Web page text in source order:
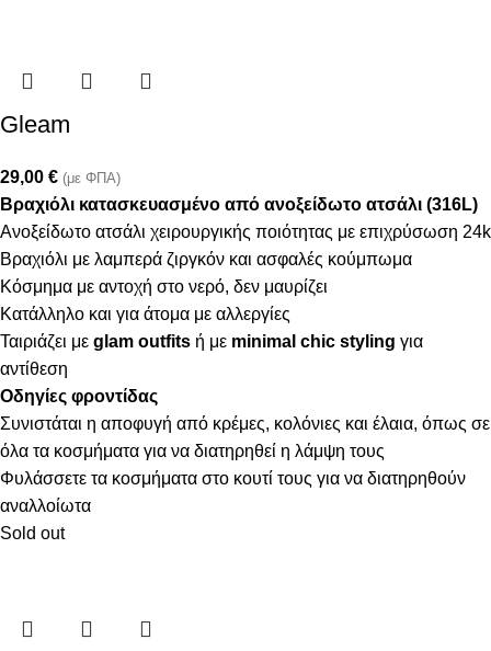
Gleam
29,00 € (με ΦΠΑ)
Βραχιόλι κατασκευασμένο από ανοξείδωτο ατσάλι (316L)
Ανοξείδωτο ατσάλι χειρουργικής ποιότητας με επιχρύσωση 24k
Βραχιόλι με λαμπερά ζιργκόν και ασφαλές κούμπωμα
Κόσμημα με αντοχή στο νερό, δεν μαυρίζει
Κατάλληλο και για άτομα με αλλεργίες
Ταιριάζει με glam outfits ή με minimal chic styling για
αντίθεση
Οδηγίες φροντίδας
Συνιστάται η αποφυγή από κρέμες, κολόνιες και έλαια, όπως σε
όλα τα κοσμήματα για να διατηρηθεί η λάμψη τους
Φυλάσσετε τα κοσμήματα στο κουτί τους για να διατηρηθούν
αναλλοίωτα
Sold out